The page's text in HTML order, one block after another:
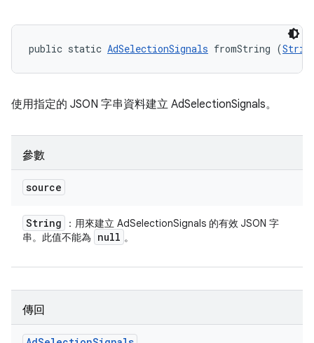
public static AdSelectionSignals fromString (
使用指定的 JSON 字串資料建立 AdSelectionSignals。
參數
source
String
：用來建立 AdSelectionSignals 的有效 JSON 字
串。此值不能為
null 。
傳回